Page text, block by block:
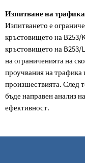
Изпитване на
Изпитването е
кръстовището на B253/
кръстовището на B253/
на ограниченията на
проучвания на трафика
произшествията. След
бъде направен анализ
ефективност.